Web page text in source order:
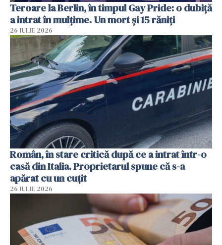
Teroare la Berlin, în timpul Gay Pride: o dubiță
a intrat în mulțime. Un mort și 15 răniți
26 IULIE 2026
Român, în stare critică după ce a intrat într-o
casă din Italia. Proprietarul spune că s-a
apărat cu un cuțit
26 IULIE 2026